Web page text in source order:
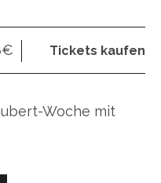
Tickets kaufen
Woche mit